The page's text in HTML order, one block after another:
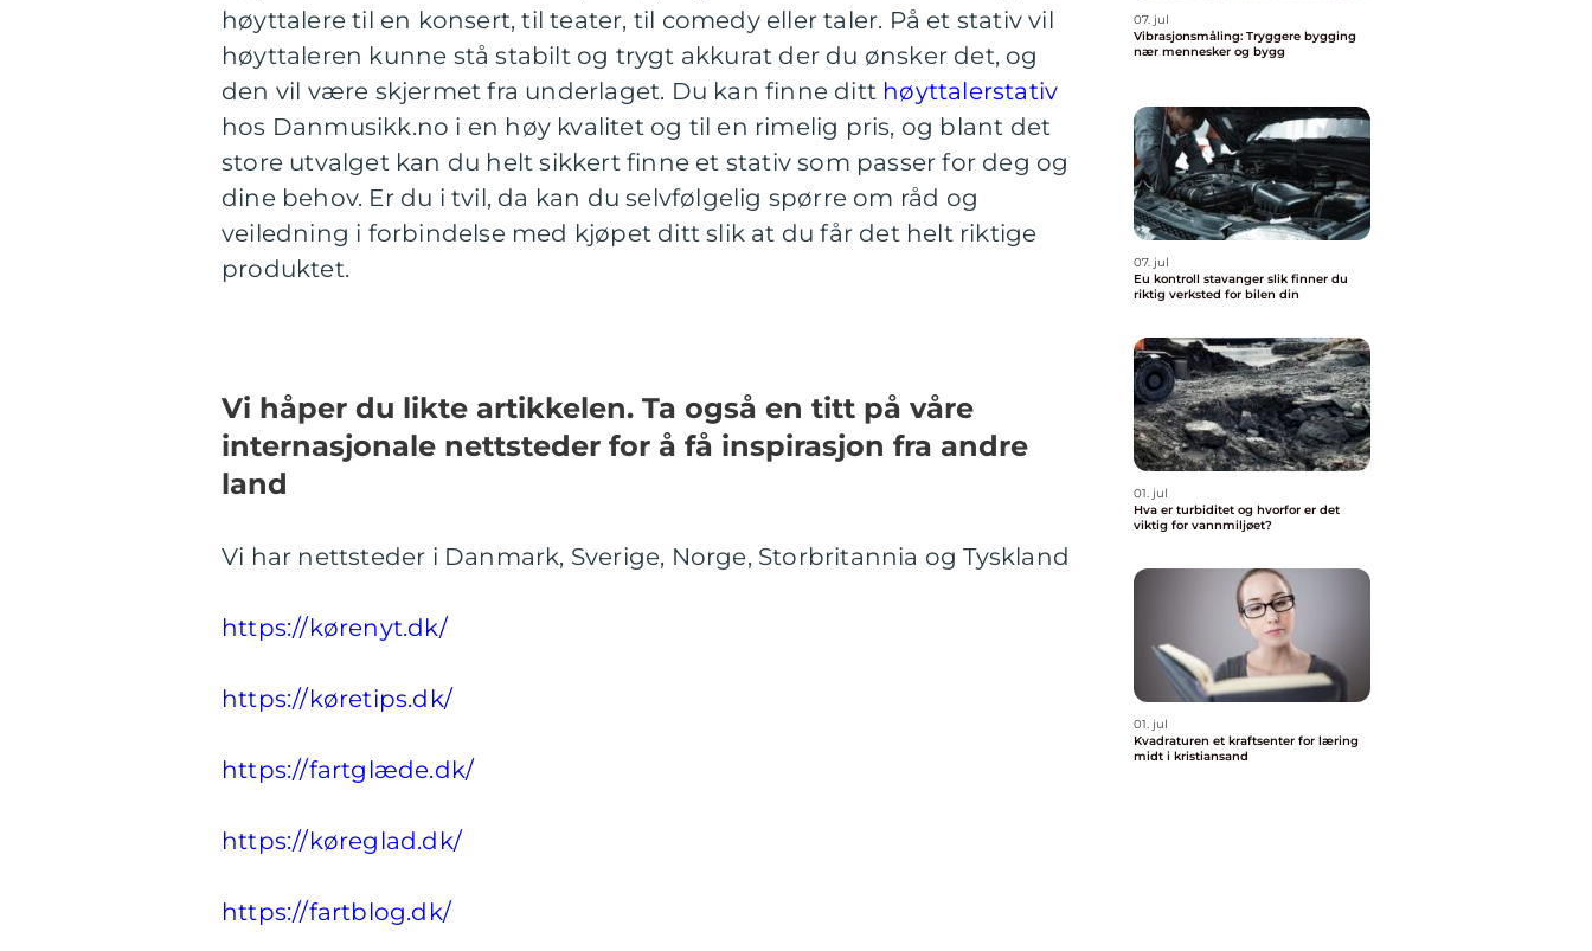
høyttalere til en konsert, til teater, til comedy eller taler. På et stativ vil
høyttaleren kunne stå stabilt og trygt akkurat der du ønsker det, og
den vil være skjermet fra underlaget. Du kan finne ditt høyttalerstativ
hos Danmusikk.no i en høy kvalitet og til en rimelig pris, og blant det
store utvalget kan du helt sikkert finne et stativ som passer for deg og
dine behov. Er du i tvil, da kan du selvfølgelig spørre om råd og
veiledning i forbindelse med kjøpet ditt slik at du får det helt riktige
produktet.
Vi håper du likte artikkelen. Ta også en titt på våre
internasjonale nettsteder for å få inspirasjon fra andre
land
Vi har nettsteder i Danmark, Sverige, Norge, Storbritannia og Tyskland
https://kørenyt.dk/
https://køretips.dk/
https://fartglæde.dk/
https://køreglad.dk/
https://fartblog.dk/
07. jul
Vibrasjonsmåling: Tryggere bygging
nær mennesker og bygg
07. jul
Eu kontroll stavanger slik finner du
riktig verksted for bilen din
01. jul
Hva er turbiditet og hvorfor er det
viktig for vannmiljøet?
01. jul
Kvadraturen et kraftsenter for læring
midt i kristiansand